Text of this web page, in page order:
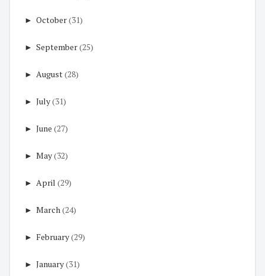
► October(31)
► September(25)
► August(28)
► July(31)
► June (27)
► May(32)
► April (29)
► March(24)
► February(29)
► January(31)